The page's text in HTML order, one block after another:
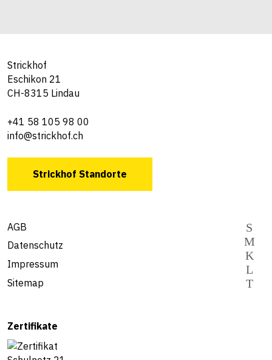
Strickhof
Eschikon 21
CH-8315 Lindau
+41 58 105 98 00
info@strickhof.ch
Strickhof Standorte
AGB
Datenschutz
Impressum
Sitemap
Zertifikate